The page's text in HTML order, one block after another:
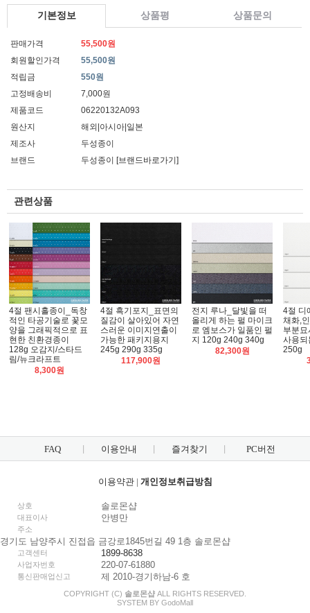
기본정보 상품평 상품문의
판매가격
55,500원
회원할인가격
55,500원
적립금
550원
고정배송비
7,000원
제품코드
06220132A093
원산지
해외|아시아|일본
제조사
두성종이
브랜드
두성종이 [브랜드바로가기]
관련상품
4절 팬시홀종이_독창
적인 타공기술로 꽃모
양을 그래픽적으로 표
현한 친환경종이
128g 오감지/스타드
림/뉴크라프트
8,300원
4절 흑기포지_표면의
질감이 살아있어 자연
스러운 이미지연출이
가능한 패키지용지
245g 290g 335g
117,900원
전지 루나_달빛을 떠
올리게 하는 펄 마이크
로 엠보스가 일품인 펄
지 120g 240g 340g
82,300원
4절 디
채화,
부분
사용되
250g
FAQ 이용안내 즐겨찾기 PC버전
이용약관| 개인정보취급방침
상호 솔로몬샵
대표이사 안병만
주소
경기도 남양주시 진접읍 금강로1845번길 49 1층 솔로몬샵
고객센터 1899-8638
사업자번호 220-07-61880
통신판매업신고 제 2010-경기하남-6 호
COPYRIGHT (C) 솔로몬샵 ALL RIGHTS RESERVED.
SYSTEM BY GodoMall